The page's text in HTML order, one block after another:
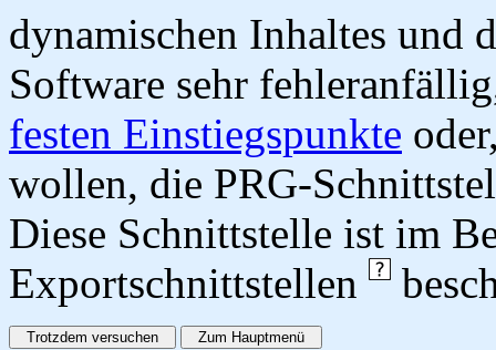
dynamischen Inhaltes und
Software sehr
festen Einstiegspunkte
wollen, die PRG-
Diese Schnittstelle ist im
Exportschnittstellen